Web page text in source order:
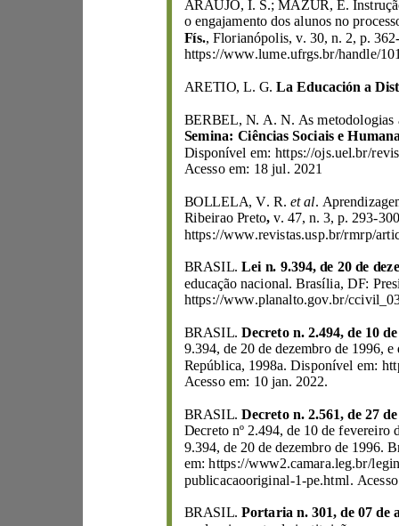
Fís. , Florianópolis, v. 30, n. 2, p. 362
ARETIO, L. G.
Acesso em: 18 jul. 2021
BOLLELA, V. R. et al
Ribeirao Preto, v. 47, n. 3, p. 2 93-
BRASIL.
BRASIL.
Acesso em: 10 jan. 2022.
BRASIL.
Decreto nº 2.494, de 10 de feve
publicacaoorig inal-1-
BRASIL.